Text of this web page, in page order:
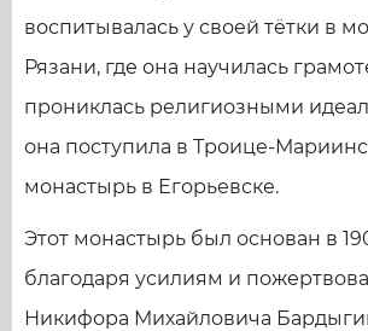
воспитывалась у своей тётки в
Рязани, где она научилась
прониклась религиозными
она поступила в Троице-
монастырь в Егорьевске.
Этот монастырь был основан в
благодаря усилиям и
Никифора Михайловича